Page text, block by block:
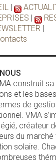
construit
et les
de
VMA
créateur
du marché
solaire.